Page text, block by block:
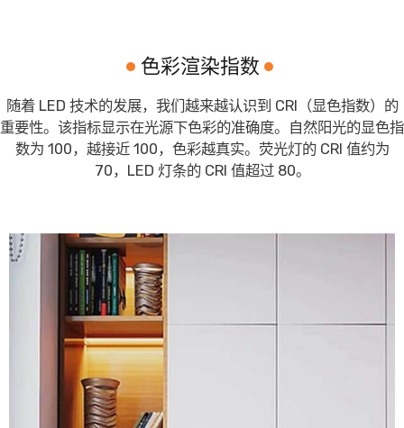
色彩渲染指数
随着 LED 技术的发展，我们越来越认识到 CRI（显色指数）的
重要性。该指标显示在光源下色彩的准确度。自然阳光的显色指
数为 100，越接近 100，色彩越真实。荧光灯的 CRI 值约为
70，LED 灯条的 CRI 值超过 80。